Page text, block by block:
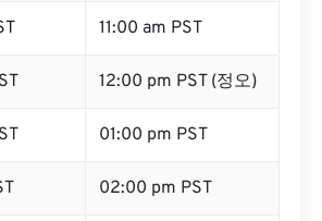
11:00 am PST
12:00 pm PST (정오)
01:00 pm PST
02:00 pm PST